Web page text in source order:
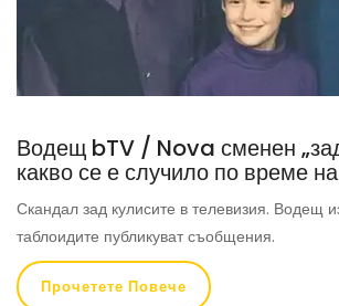
Водещ bTV / Nova сменен
какво се е случило по време
Скандал зад кулисите в телевизия. Водещ
таблоидите публикуват съобщения.
Прочетете Повече